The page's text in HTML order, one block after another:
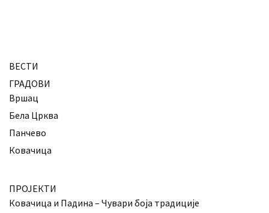
ВЕСТИ
ГРАДОВИ
Вршац
Бела Црква
Панчево
Ковачица
ПРОЈЕКТИ
Ковачица и Падина – Чувари боја традиције